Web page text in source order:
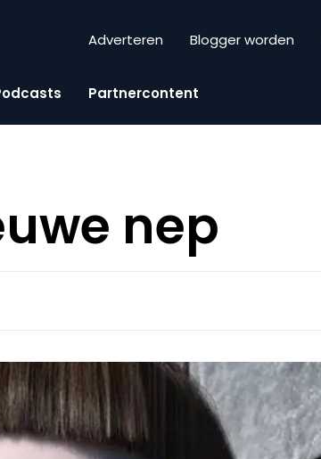
Adverteren Blogger worden
Partnercontent
nep